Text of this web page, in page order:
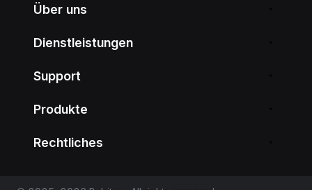
Über uns
Dienstleistungen
Support
Produkte
Rechtliches